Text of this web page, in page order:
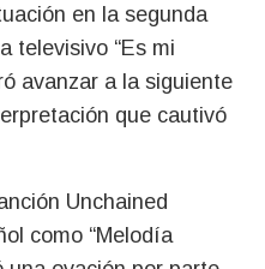
en la segunda
televisivo “Es mi
avanzar a la siguiente
que cautivó
Unchained
como “Melodía